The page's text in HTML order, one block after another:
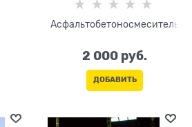
Асфальтобетоносмеситель
2 000 руб.
ДОБАВИТЬ